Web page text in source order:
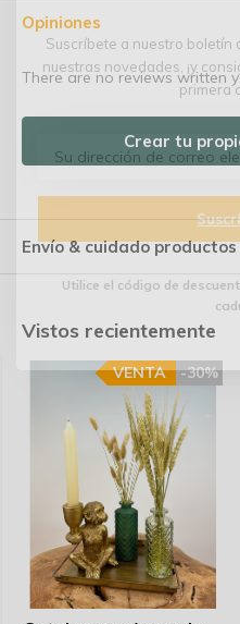
Opiniones
There are no reviews written
Crear tu
Envío & cuidado productos
Vistos recientemente
-30%
VENTA
Suscríbete a nuestro boletín
nuestras novedades, ¡y
primera
Utilice el código de